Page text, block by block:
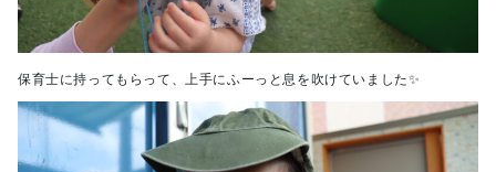
保育士に持ってもらって、上手にふーっと息を吹けていました✨